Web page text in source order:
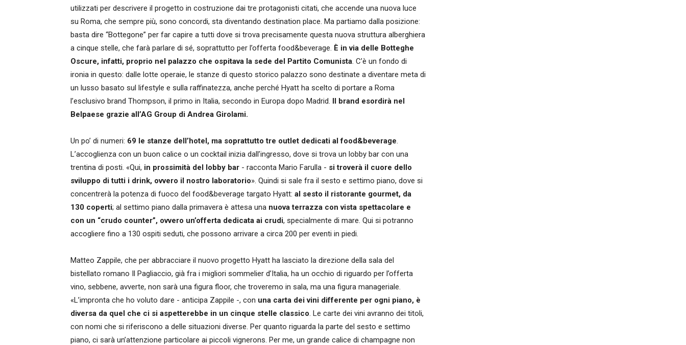
utilizzati per descrivere il progetto in costruzione dai tre protagonisti citati, che accende una nuova luce
su Roma, che sempre più, sono concordi, sta diventando destination place. Ma partiamo dalla posizione:
basta dire “Bottegone” per far capire a tutti dove si trova precisamente questa nuova struttura alberghiera
a cinque stelle, che farà parlare di sé, soprattutto per l’offerta food&beverage. È in via delle Botteghe
Oscure, infatti, proprio nel palazzo che ospitava la sede del Partito Comunista. C’è un fondo di
ironia in questo: dalle lotte operaie, le stanze di questo storico palazzo sono destinate a diventare meta di
un lusso basato sul lifestyle e sulla raffinatezza, anche perché Hyatt ha scelto di portare a Roma
l’esclusivo brand Thompson, il primo in Italia, secondo in Europa dopo Madrid. Il brand esordirà nel
Belpaese grazie all’AG Group di Andrea Girolami.
Un po’ di numeri: 69 le stanze dell’hotel, ma soprattutto tre outlet dedicati al food&beverage.
L’accoglienza con un buon calice o un cocktail inizia dall’ingresso, dove si trova un lobby bar con una
trentina di posti. «Qui, in prossimità del lobby bar - racconta Mario Farulla - si troverà il cuore dello
sviluppo di tutti i drink, ovvero il nostro laboratorio». Quindi si sale fra il sesto e settimo piano, dove si
concentrerà la potenza di fuoco del food&beverage targato Hyatt: al sesto il ristorante gourmet, da
130 coperti; al settimo piano dalla primavera è attesa una nuova terrazza con vista spettacolare e
con un “crudo counter”, ovvero un’offerta dedicata ai crudi, specialmente di mare. Qui si potranno
accogliere fino a 130 ospiti seduti, che possono arrivare a circa 200 per eventi in piedi.
Matteo Zappile, che per abbracciare il nuovo progetto Hyatt ha lasciato la direzione della sala del
bistellato romano Il Pagliaccio, già fra i migliori sommelier d’Italia, ha un occhio di riguardo per l’offerta
vino, sebbene, avverte, non sarà una figura floor, che troveremo in sala, ma una figura manageriale.
«L’impronta che ho voluto dare - anticipa Zappile -, con una carta dei vini differente per ogni piano, è
diversa da quel che ci si aspetterebbe in un cinque stelle classico. Le carte dei vini avranno dei titoli,
con nomi che si riferiscono a delle situazioni diverse. Per quanto riguarda la parte del sesto e settimo
piano, ci sarà un’attenzione particolare ai piccoli vignerons. Per me, un grande calice di champagne non